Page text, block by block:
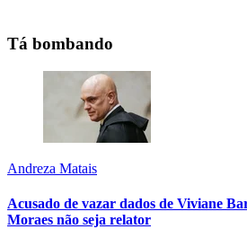
Tá bombando
Andreza Matais
Acusado de vazar dados de Viviane
Moraes não seja relator